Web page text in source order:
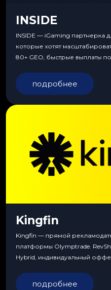
INSIDE
INSIDE — iGaming партнерка
которые хотят
80+ GEO, быстрые выплаты
подробнее
Kingfin
Kingfin — прямой
платформы Olymptrade.
Hybrid, индивидуальный
подробнее